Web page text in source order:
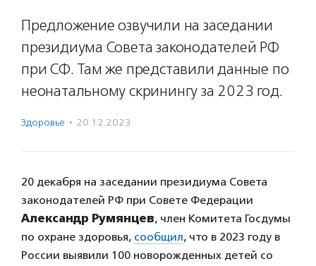
Предложение озвучили на заседании
президиума Совета законодателей РФ
при СФ. Там же представили данные по
неонатальному скринингу за 2023 год.
Здоровье · 20.12.2023
20 декабря на заседании президиума Совета
законодателей РФ при Совете Федерации
Александр Румянцев, член Комитета Госдумы
по охране здоровья, сообщил, что в 2023 году в
России выявили 100 новорожденных детей со